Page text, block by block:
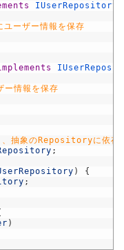
IUserRepository
ーザー情報を保存
情報を保存
抽象のRepositoryに依存
;
)
{
;
)